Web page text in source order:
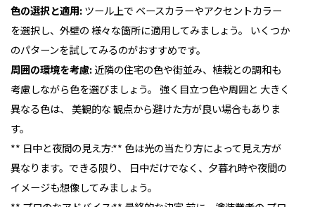
色の選択と適用:ツール上で ベースカラーやアクセントカラー
を選択し、外壁の 様々な箇所に適用してみましょう。 いくつか
のパターンを試してみるのがおすすめです。
周囲の環境を考慮:近隣の住宅の色や街並み、植栽との調和も
考慮しながら色を選びましょう。 強く目立つ色や周囲と 大きく
異なる色は、 美観的な 観点から避けた方が良い場合もありま
す。
** 日中と夜間の見え方:** 色は光の当たり方によって見え方が
異なります。できる限り、 日中だけでなく、夕暮れ時や夜間の
イメージも想像してみましょう。